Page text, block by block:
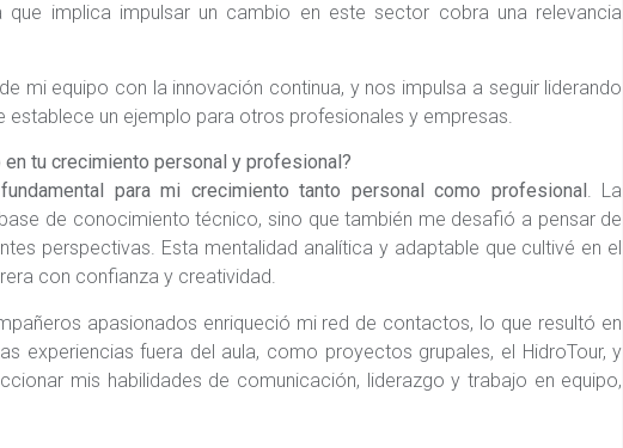
implica impulsar un cambio en este sector cobra una relevancia
mi equipo con la innovación continua, y nos impulsa a seguir liderando
un ejemplo para otros profesionales y empresas.
tu crecimiento personal y profesional?
para mi crecimiento tanto personal como profesional. La
de conocimiento técnico, sino que también me desafió a pensar de
perspectivas. Esta mentalidad analítica y adaptable que cultivé en el
con confianza y creatividad.
apasionados enriqueció mi red de contactos, lo que resultó en
experiencias fuera del aula, como proyectos grupales, el HidroTour, y
mis habilidades de comunicación, liderazgo y trabajo en equipo,